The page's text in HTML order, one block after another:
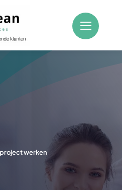
werken